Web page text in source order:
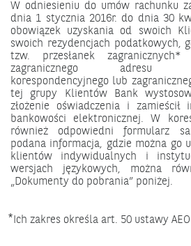
W odniesieniu do umów rachunku
dnia 1 stycznia 2016r. do dnia 30
obowiązek uzyskania od swoich
swoich rezydencjach podatkowych,
tzw. przesłanek
zagranicznego adresu
korespondencyjnego lub
tej grupy Klientów Bank
złożenie oświadczenia i zamieścił
bankowości elektronicznej. W
również odpowiedni formularz
podana informacja, gdzie można go
klientów indywidualnych i
wersjach językowych, można
„Dokumenty do pobrania” poniżej.
Ich zakres określa art. 50 ustawy